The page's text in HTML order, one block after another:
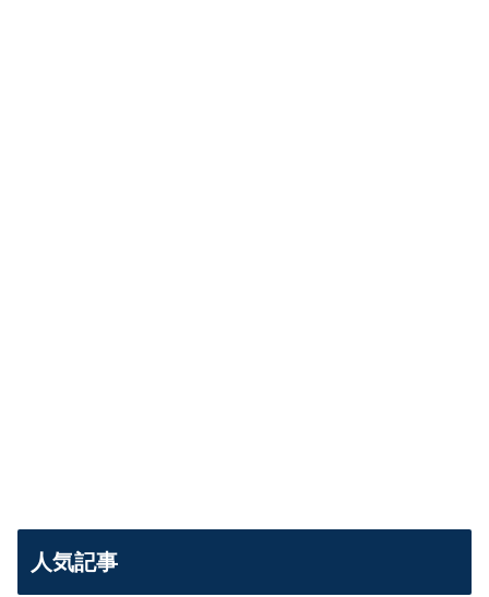
人気記事